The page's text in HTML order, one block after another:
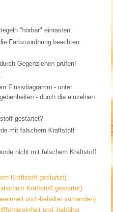
"hörbar" einrasten.
Farbzuordnung beachten
Gegenziehen prüfen!
Flussdiagramm - unter
- durch die einzelnen
gestartet?
mit falschem Kraftstoff
nicht mit falschem Kraftstoff
Kraftstoff gestartet)
Kraftstoff gestartet)
und -behälter vorhanden)
und -behälter